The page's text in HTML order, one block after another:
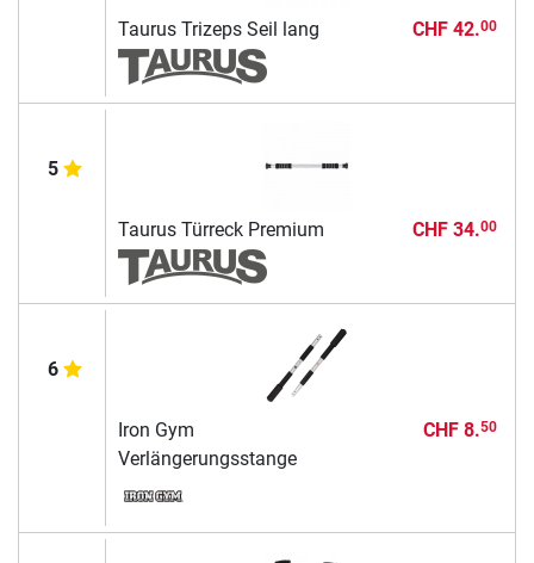
Taurus Trizeps Seil lang CHF 42.00
5
Taurus Türreck Premium CHF 34.00
6
Iron Gym
Verlängerungsstange
CHF 8.50